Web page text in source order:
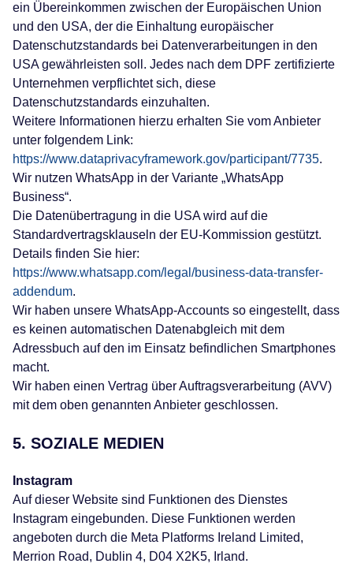
ein Übereinkommen zwischen der Europäischen Union
und den USA, der die Einhaltung europäischer
Datenschutzstandards bei Datenverarbeitungen in den
USA gewährleisten soll. Jedes nach dem DPF zertifizierte
Unternehmen verpflichtet sich, diese
Datenschutzstandards einzuhalten.
Weitere Informationen hierzu erhalten Sie vom Anbieter
unter folgendem Link:
https://www.dataprivacyframework.gov/participant/7735.
Wir nutzen WhatsApp in der Variante „WhatsApp
Business“.
Die Datenübertragung in die USA wird auf die
Standardvertragsklauseln der EU-Kommission gestützt.
Details finden Sie hier:
https://www.whatsapp.com/legal/business-data-transfer-
addendum.
Wir haben unsere WhatsApp-Accounts so eingestellt, dass
es keinen automatischen Datenabgleich mit dem
Adressbuch auf den im Einsatz befindlichen Smartphones
macht.
Wir haben einen Vertrag über Auftragsverarbeitung (AVV)
mit dem oben genannten Anbieter geschlossen.
5. SOZIALE MEDIEN
Instagram
Auf dieser Website sind Funktionen des Dienstes
Instagram eingebunden. Diese Funktionen werden
angeboten durch die Meta Platforms Ireland Limited,
Merrion Road, Dublin 4, D04 X2K5, Irland.